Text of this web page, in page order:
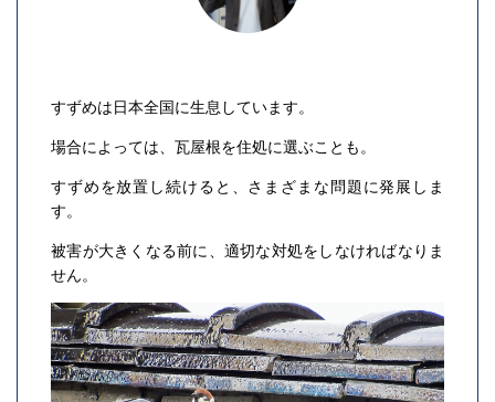
すずめは日本全国に生息しています。
場合によっては、瓦屋根を住処に選ぶことも。
すずめを放置し続けると、さまざまな問題に発展しま
す。
被害が大きくなる前に、適切な対処をしなければなりま
せん。